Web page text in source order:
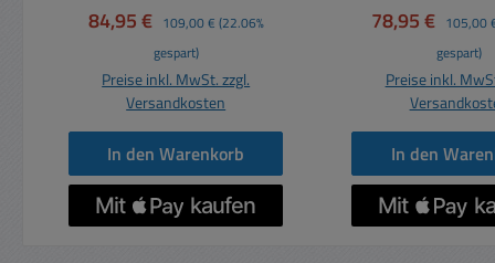
Schaltanlagen im Prinzip für
alle Art von Baugruppen
und Schaltungen die 24V
Gleichspannung benötigen
Besonderheit:
Hochleistungs Netzteil ohne
Lüfter ( Konvektion )
Redundant Funktion es
Verkaufspreis:
84,95 € Regulärer Preis:
109,00 € (22.06%
gespart)
Preise inkl. MwSt. zzgl.
Versandkosten
In den Warenkorb
Schaltanlagen im
alle Art von
und Schaltungen
Gleichspannung
Hochleistungs
Lüfter ( Konvektion
Funktion und
Verkaufspreis:
78,95 € 105,00
gespart)
Preise inkl.
In den